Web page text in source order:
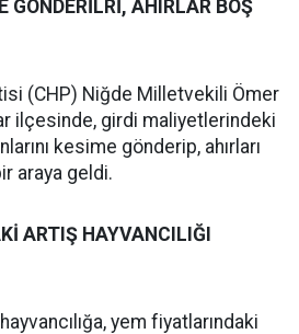
GÖNDERİLRİ, AHIRLAR BOŞ
(CHP) Niğde Milletvekili Ömer
ilçesinde, girdi maliyetlerindeki
kesime gönderip, ahırları
araya geldi.
ARTIŞ HAYVANCILIĞI
yem fiyatlarındaki